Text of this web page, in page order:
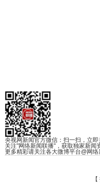
央视网新闻官方微信：扫一扫，立即
关注"网络新闻联播"，获取独家新闻
更多精彩请关注各大微博平台@网络
【